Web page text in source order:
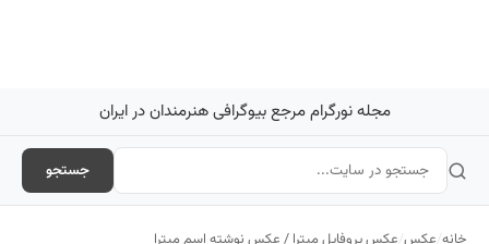
مجله نورگرام مرجع بیوگرافی هنرمندان در ایران
جستجو
خانه/عکس/عکس پروفایل میترا / عکس نوشته اسم میترا